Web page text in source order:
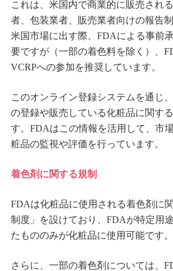
これは、米国内で商業的に販売され
者、包装業者、販売業者向けの報告
米国市場に出す際、FDAによる事前
要ですが（一部の着色料を除く）、
VCRPへの参加を推奨しています。
このオンライン登録システムを通じ
の登録や販売している化粧品に関す
す。FDAはこの情報を活用して、市
粧品の監視や評価を行っています。
着色剤に関する規制
FDAは化粧品に使用される着色剤に
制度」を設けており、FDAが特定用
たもののみが化粧品に使用可能です。
さらに、一部の着色剤については、